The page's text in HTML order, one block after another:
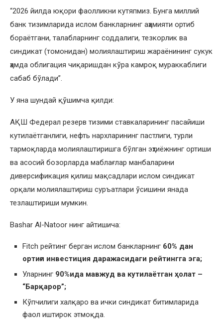
“2026 йилда юқори фаолликни кутяпмиз. Бунга миллий
банк тизимларида ислом банкларнинг аҳамияти ортиб
бораётгани, талабларнинг соддалиги, тезкорлик ва
синдикат (томонидан) молиялаштириш жараёнининг сукук
ҳамда облигация чиқаришдан кўра камроқ мураккаблиги
сабаб бўлади”.
У яна шундай қўшимча қилди:
АҚШ Федерал резерв тизими ставкаларининг пасайиши
кутилaётганлиги, нефть нархларининг пастлиги, турли
тармоқларда молиялаштиришга бўлган эҳтиёжнинг ортиши
ва асосий бозорларда маблағлар манбаларини
диверсификация қилиш мақсадлари ислом синдикат
орқали молиялаштириш суръатлари ўсишини янада
тезлаштириши мумкин.
Bashar Al-Natoor нинг айтишича:
Fitch рейтинг берган ислом банкларнинг 60% дан
ортиғи инвестиция даражасидаги рейтингга эга;
Уларнинг 90%ида мавжуд ва кутилаётган ҳолат –
“Барқарор”;
Кўпчилиги халқаро ва ички синдикат битимларида
фаол иштирок этмоқда.